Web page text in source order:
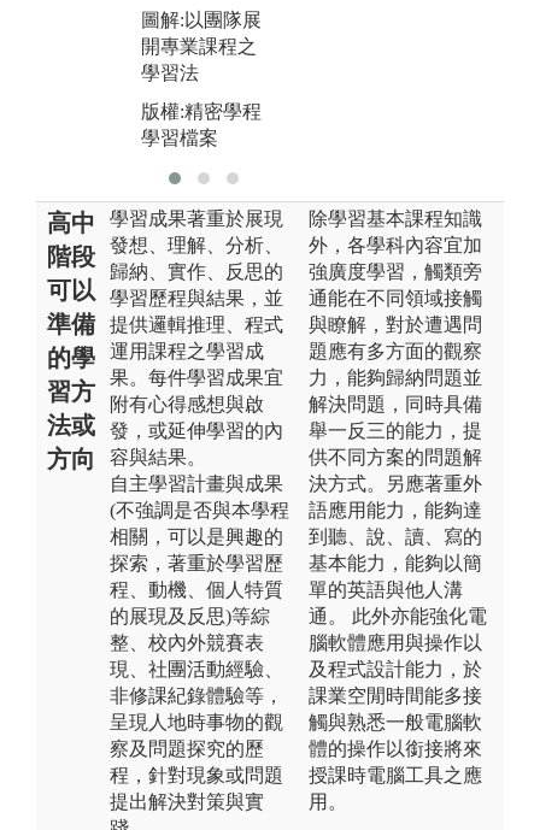
圖解:以團隊展
開專業課程之
學習法
版權:精密學程
學習檔案
高中
階段
可以
準備
的學
習方
法或
方向
學習成果著重於展現
發想、理解、分析、
歸納、實作、反思的
學習歷程與結果，並
提供邏輯推理、程式
運用課程之學習成
果。每件學習成果宜
附有心得感想與啟
發，或延伸學習的內
容與結果。
自主學習計畫與成果
(不強調是否與本學程
相關，可以是興趣的
探索，著重於學習歷
程、動機、個人特質
的展現及反思)等綜
整、校內外競賽表
現、社團活動經驗、
非修課紀錄體驗等，
呈現人地時事物的觀
察及問題探究的歷
程，針對現象或問題
提出解決對策與實
除學習基本課程知識
外，各學科內容宜加
強廣度學習，觸類旁
通能在不同領域接觸
與瞭解，對於遭遇問
題應有多方面的觀察
力，能夠歸納問題並
解決問題，同時具備
舉一反三的能力，提
供不同方案的問題解
決方式。另應著重外
語應用能力，能夠達
到聽、說、讀、寫的
基本能力，能夠以簡
單的英語與他人溝
通。 此外亦能強化電
腦軟體應用與操作以
及程式設計能力，於
課業空閒時間能多接
觸與熟悉一般電腦軟
體的操作以銜接將來
授課時電腦工具之應
用。